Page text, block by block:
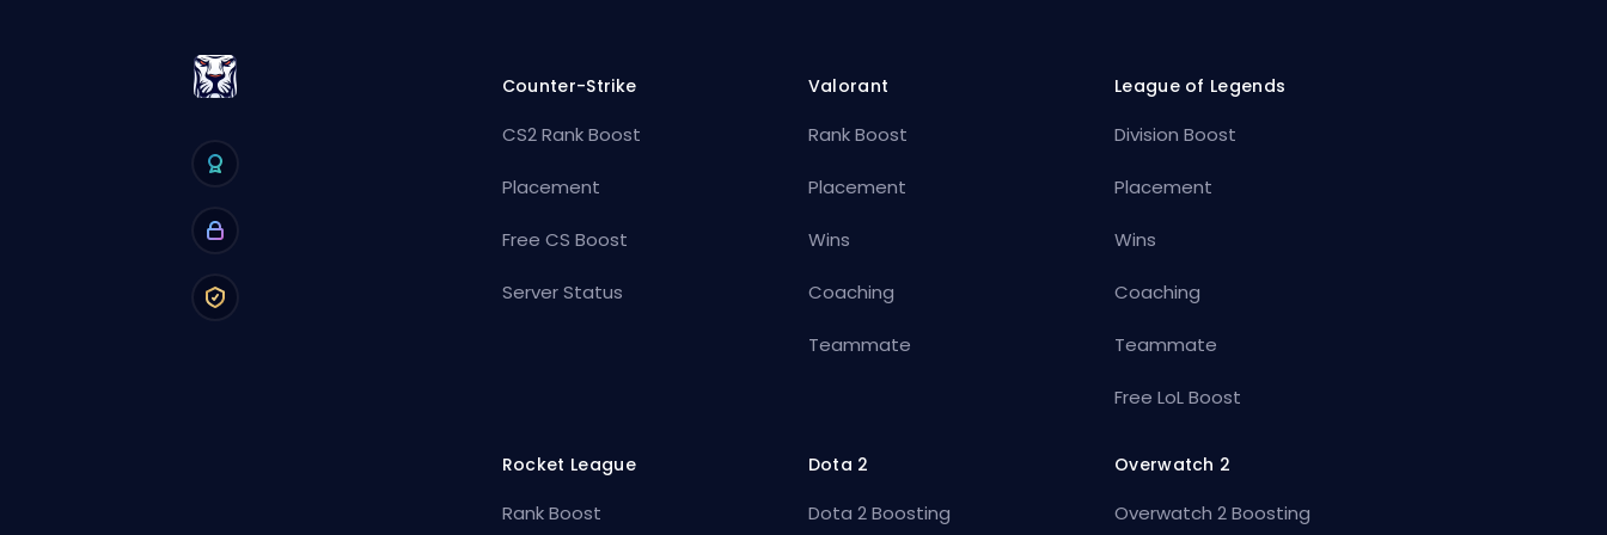
Counter-Strike
CS2 Rank Boost
Placement
Free CS Boost
Server Status
Valorant
Rank Boost
Placement
Wins
Coaching
Teammate
League of Legends
Division Boost
Placement
Wins
Coaching
Teammate
Free LoL Boost
Rocket League
Rank Boost
Dota 2
Dota 2 Boosting
Overwatch 2
Overwatch 2 Boosting